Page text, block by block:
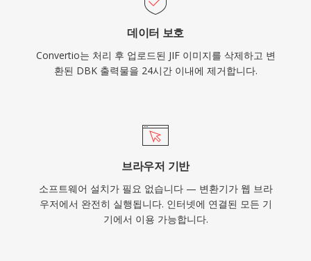
데이터 보호
Convertio는 처리 후 업로드된 JIF 이미지를 삭제하고 변
환된 DBK 출력물을 24시간 이내에 제거합니다.
브라우저 기반
소프트웨어 설치가 필요 없습니다 — 변환기가 웹 브라
우저에서 완전히 실행됩니다. 인터넷에 연결된 모든 기
기에서 이용 가능합니다.